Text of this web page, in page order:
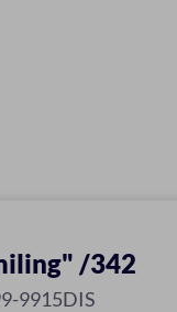
/342
9915DIS